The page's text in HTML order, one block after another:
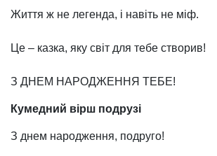
Життя ж не легенда, і навіть не міф.
Це – казка, яку світ для тебе створив!
З ДНЕМ НАРОДЖЕННЯ ТЕБЕ!
Кумедний вірш подрузі
З днем народження, подруго!